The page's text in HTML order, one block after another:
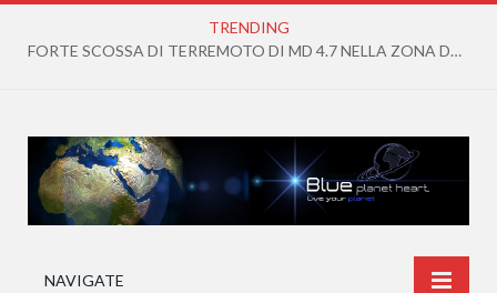
TRENDING
IN ARRIVO CONDIZIONI DI CALDO ANOMALO DIFFUSO E PERSISTENTE
NAVIGATE